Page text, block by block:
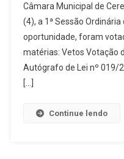
Ceres
Realiza
1ª
Sessão
Câmara Municipal de
(4), a 1ª Sessão
oportunidade, foram
matérias: Vetos Votação
Autógrafo de Lei nº 019/
[…]
Continue lendo